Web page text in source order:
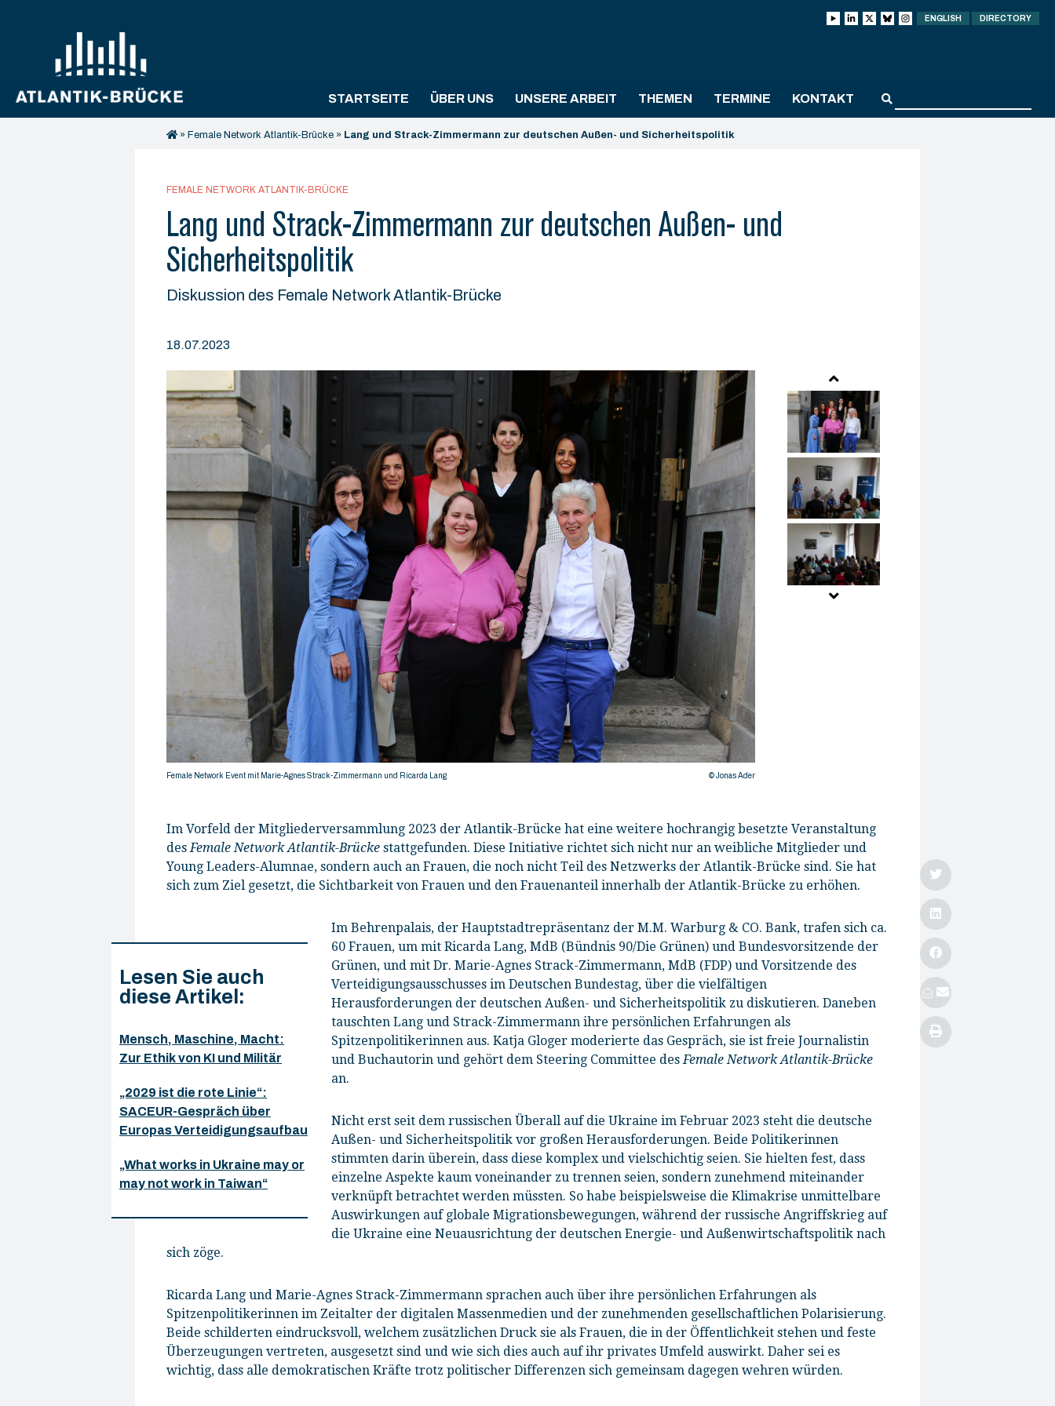
ENGLISH DIRECTORY
STARTSEITE ÜBER UNS UNSERE ARBEIT THEMEN TERMINE KONTAKT
» Female Network Atlantik-Brücke » Lang und Strack-Zimmermann zur deutschen Außen- und Sicherheitspolitik
FEMALE NETWORK ATLANTIK-BRÜCKE
Lang und Strack-Zimmermann zur deutschen Außen- und
Sicherheitspolitik
Diskussion des Female Network Atlantik-Brücke
18.07.2023
Female Network Event mit Marie-Agnes Strack-Zimmermann und Ricarda Lang © Jonas Ader
Im Vorfeld der Mitgliederversammlung 2023 der Atlantik-Brücke hat eine weitere hochrangig besetzte Veranstaltung
desFemale Network Atlantik-Brücke stattgefunden. Diese Initiative richtet sich nicht nur an weibliche Mitglieder und
Young Leaders-Alumnae, sondern auch an Frauen, die noch nicht Teil des Netzwerks der Atlantik-Brücke sind. Sie hat
sich zum Ziel gesetzt, die Sichtbarkeit von Frauen und den Frauenanteil innerhalb der Atlantik-Brücke zu erhöhen.
Lesen Sie auch
diese Artikel:
Mensch, Maschine, Macht:
Zur Ethik von KI und Militär
„2029 ist die rote Linie“:
SACEUR-Gespräch über
Europas Verteidigungsaufbau
„What works in Ukraine may or
may not work in Taiwan“
Im Behrenpalais, der Hauptstadtrepräsentanz der M.M. Warburg & CO. Bank, trafen sich ca.
60 Frauen, um mit Ricarda Lang, MdB (Bündnis 90/Die Grünen) und Bundesvorsitzende der
Grünen, und mit Dr. Marie-Agnes Strack-Zimmermann, MdB (FDP) und Vorsitzende des
Verteidigungsausschusses im Deutschen Bundestag, über die vielfältigen
Herausforderungen der deutschen Außen- und Sicherheitspolitik zu diskutieren. Daneben
tauschten Lang und Strack-Zimmermann ihre persönlichen Erfahrungen als
Spitzenpolitikerinnen aus. Katja Gloger moderierte das Gespräch, sie ist freie Journalistin
und Buchautorin und gehört dem Steering Committee desFemale Network Atlantik-Brücke
an.
Nicht erst seit dem russischen Überall auf die Ukraine im Februar 2023 steht die deutsche
Außen- und Sicherheitspolitik vor großen Herausforderungen. Beide Politikerinnen
stimmten darin überein, dass diese komplex und vielschichtig seien. Sie hielten fest, dass
einzelne Aspekte kaum voneinander zu trennen seien, sondern zunehmend miteinander
verknüpft betrachtet werden müssten. So habe beispielsweise die Klimakrise unmittelbare
Auswirkungen auf globale Migrationsbewegungen, während der russische Angriffskrieg auf
die Ukraine eine Neuausrichtung der deutschen Energie- und Außenwirtschaftspolitik nach
sich zöge.
Ricarda Lang und Marie-Agnes Strack-Zimmermann sprachen auch über ihre persönlichen Erfahrungen als
Spitzenpolitikerinnen im Zeitalter der digitalen Massenmedien und der zunehmenden gesellschaftlichen Polarisierung.
Beide schilderten eindrucksvoll, welchem zusätzlichen Druck sie als Frauen, die in der Öffentlichkeit stehen und feste
Überzeugungen vertreten, ausgesetzt sind und wie sich dies auch auf ihr privates Umfeld auswirkt. Daher sei es
wichtig, dass alle demokratischen Kräfte trotz politischer Differenzen sich gemeinsam dagegen wehren würden.